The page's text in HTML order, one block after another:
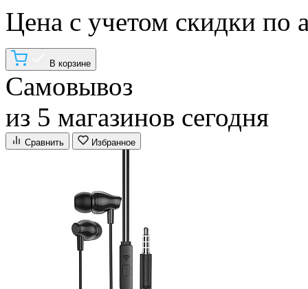
Цена с учетом скидки по
В корзине
Самовывоз
из 5 магазинов сегодня
Сравнить Избранное